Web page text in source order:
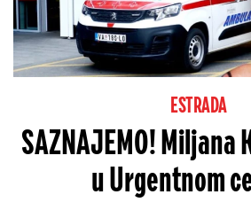
ESTRADA
SAZNAJEMO! Miljana
u Urgentnom